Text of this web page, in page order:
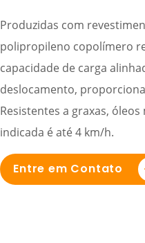
Produzidas com
polipropileno copolímero
capacidade de carga
deslocamento,
Resistentes a graxas,
indicada é até 4 km/h.
Entre em Contato